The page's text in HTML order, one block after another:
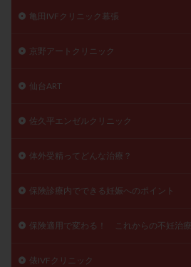
亀田IVFクリニック幕張
京野アートクリニック
仙台ART
佐久平エンゼルクリニック
体外受精ってどんな治療？
保険診療内でできる妊娠へのポイント
保険適用で変わる！ これからの不妊治療
俵IVFクリニック